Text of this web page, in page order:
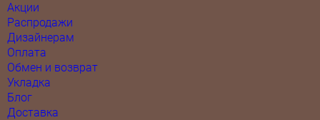
Акции
Распродажи
Дизайнерам
Оплата
Обмен и возврат
Укладка
Блог
Доставка